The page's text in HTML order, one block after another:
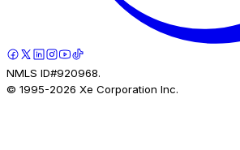
NMLS ID#920968.
© 1995-2026 Xe Corporation Inc.